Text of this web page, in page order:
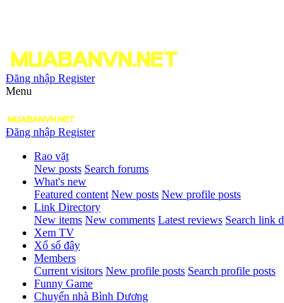
Đăng nhập Register
Menu
Đăng nhập Register
Rao vặt
New posts Search forums
What's new
Featured content New posts New profile posts
Link Directory
New items New comments Latest reviews Search link
Xem TV
Xổ số đây
Members
Current visitors New profile posts Search profile posts
Funny Game
Chuyển nhà Bình Dương